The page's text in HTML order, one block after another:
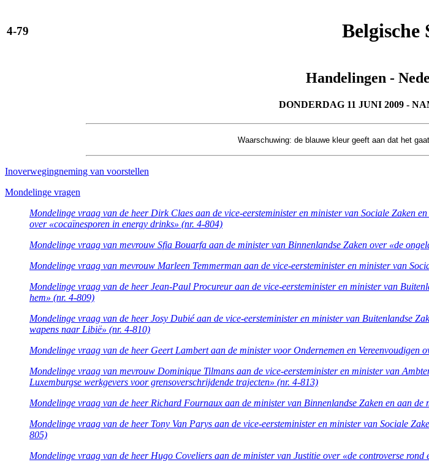
4-79 Belgische
Handelingen -
DONDERDAG 11 JUNI 2009 -
Waarschuwing: de blauwe kleur geeft aan dat het
Inoverwegingneming van voorstellen
Mondelinge vragen
Mondelinge vraag van de heer Dirk Claes aan de vice-eersteminister en minister van Sociale Zaken
over «cocaïnesporen in energy drinks» (nr. 4-804)
Mondelinge vraag van mevrouw Sfia Bouarfa aan de minister van Binnenlandse Zaken over «de
Mondelinge vraag van mevrouw Marleen Temmerman aan de vice-eersteminister en minister van
Mondelinge vraag van de heer Jean-Paul Procureur aan de vice-eersteminister en minister van
hem» (nr. 4-809)
Mondelinge vraag van de heer Josy Dubié aan de vice-eersteminister en minister van Buitenlandse
wapens naar Libië» (nr. 4-810)
Mondelinge vraag van de heer Geert Lambert aan de minister voor Ondernemen en Vereenvoudigen
Mondelinge vraag van mevrouw Dominique Tilmans aan de vice-eersteminister en minister van
Luxemburgse werkgevers voor grensoverschrijdende trajecten» (nr. 4-813)
Mondelinge vraag van de heer Richard Fournaux aan de minister van Binnenlandse Zaken en aan
Mondelinge vraag van de heer Tony Van Parys aan de vice-eersteminister en minister van Sociale
805)
Mondelinge vraag van de heer Hugo Coveliers aan de minister van Justitie over «de controverse rond